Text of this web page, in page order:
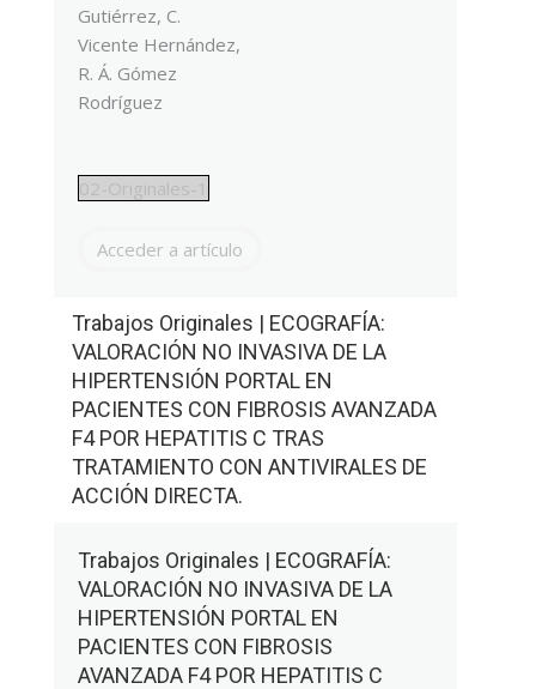
Gutiérrez, C.
Vicente Hernández,
R. Á. Gómez
Rodríguez
02-Originales-1
Acceder a artículo
Trabajos Originales | ECOGRAFÍA:
VALORACIÓN NO INVASIVA DE LA
HIPERTENSIÓN PORTAL EN
PACIENTES CON FIBROSIS AVANZADA
F4 POR HEPATITIS C TRAS
TRATAMIENTO CON ANTIVIRALES DE
ACCIÓN DIRECTA.
Trabajos Originales | ECOGRAFÍA:
VALORACIÓN NO INVASIVA DE LA
HIPERTENSIÓN PORTAL EN
PACIENTES CON FIBROSIS
AVANZADA F4 POR HEPATITIS C